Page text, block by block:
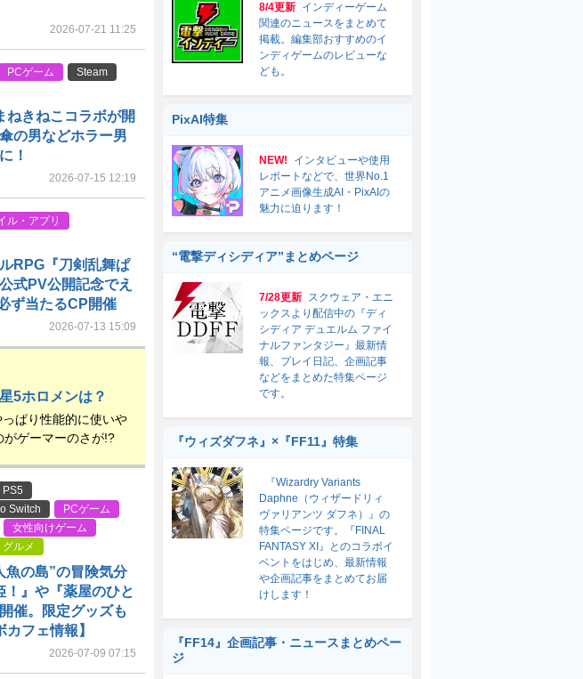
2026-07-21 11:25
PCゲーム
Steam
ねきねこコラボが開
の男などホラー男
！
2026-07-15 12:19
ル・アプリ
RPG『刀剣乱舞ぱ
式PV公開記念でえ
ず当たるCP開催
2026-07-13 15:09
5ホロメンは？
ぱり性能的に使いや
ゲーマーのさが!?
PS5
Switch
PCゲーム
女性向けゲーム
グルメ
魚の島”の冒険気分
！』や『薬屋のひと
催。限定グッズも
フェ情報】
2026-07-09 07:15
8/4更新 インディーゲーム
関連のニュースをまとめて
掲載。編集部おすすめのイ
ンディゲームのレビューな
ども。
PixAI特集
NEW!
インタビューや使用
レポートなどで、世界No.1
アニメ画像生成AI・PixAIの
魅力に迫ります！
“電撃ディシディア”まとめページ
7/28更新 スクウェア・エニ
ックスより配信中の『ディ
シディア デュエルム ファイ
ナルファンタジー』最新情
報、プレイ日記、企画記事
などをまとめた特集ページ
です。
『ウィズダフネ』×『FF11』特集
『Wizardry Variants
Daphne（ウィザードリィ
ヴァリアンツ ダフネ）』の
特集ページです。『FINAL
FANTASY XI』とのコラボイ
ベントをはじめ、最新情報
や企画記事をまとめてお届
けします！
『FF14』企画記事・ニュースまとめペー
ジ